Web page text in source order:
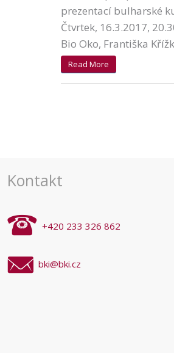
prezentací bulharské
Čtvrtek, 16.3.2017,
Bio Oko, Františka
Read More
Kontakt
+420 233 326 862
bki@bki.cz